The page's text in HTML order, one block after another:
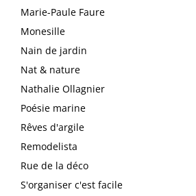
Marie-Paule Faure
Monesille
Nain de jardin
Nat & nature
Nathalie Ollagnier
Poésie marine
Rêves d'argile
Remodelista
Rue de la déco
S'organiser c'est facile